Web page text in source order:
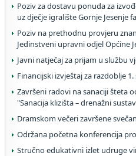
Poziv za dostavu ponuda za
uz dječje igralište Gornje Jesenje
Poziv na prethodnu provjeru
Jedinstveni upravni odjel Općine
Javni natječaj za prijam u službu
Financijski izvještaj za razdoblje
Završeni radovi na sanaciji šteta
"Sanacija klizišta – drenažni
Dramskom večeri završene
Održana početna konferencija
Stručno edukativni izlet udruge